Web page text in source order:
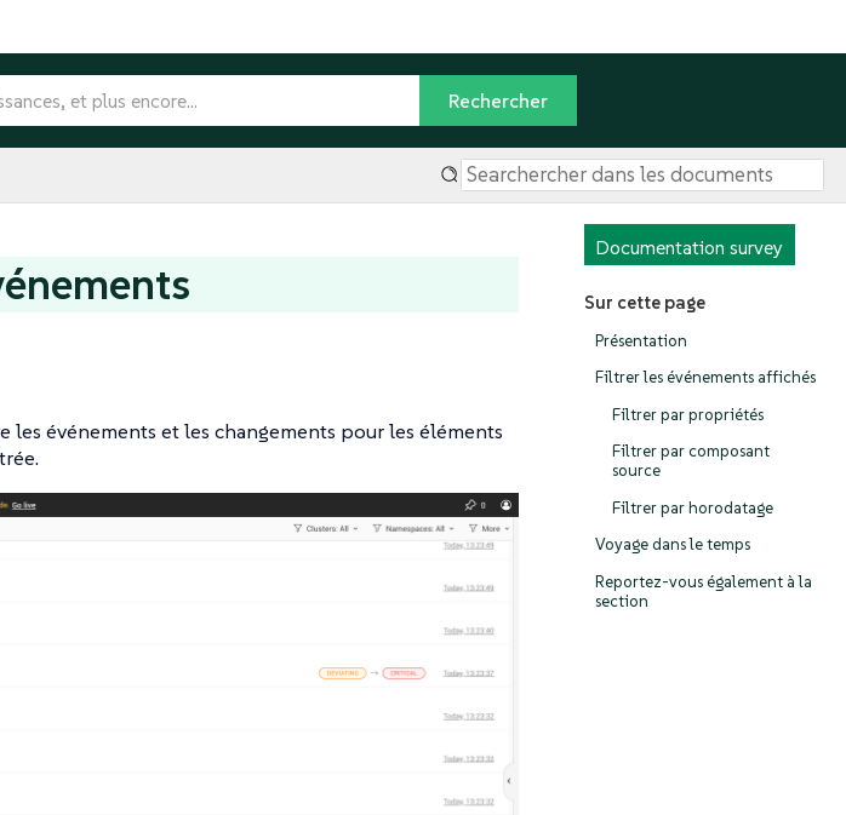
Documentation survey
Sur cette page
Présentation
Filtrer les événements affichés
Filtrer par propriétés
Filtrer par composant
source
Filtrer par horodatage
Voyage dans le temps
Reportez-vous également à la
section
les événements et les changements pour les éléments